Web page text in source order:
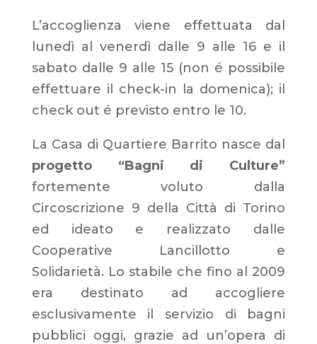
L’accoglienza viene effettuata dal
lunedì al venerdì dalle 9 alle 16 e il
sabato dalle 9 alle 15 (non é possibile
effettuare il check-in la domenica); il
check out é previsto entro le 10.
La Casa di Quartiere Barrito nasce dal
progetto “Bagni di Culture”
fortemente voluto dalla
Circoscrizione 9 della Città di Torino
ed ideato e realizzato dalle
Cooperative Lancillotto e
Solidarietà. Lo stabile che fino al 2009
era destinato ad accogliere
esclusivamente il servizio di bagni
pubblici oggi, grazie ad un’opera di